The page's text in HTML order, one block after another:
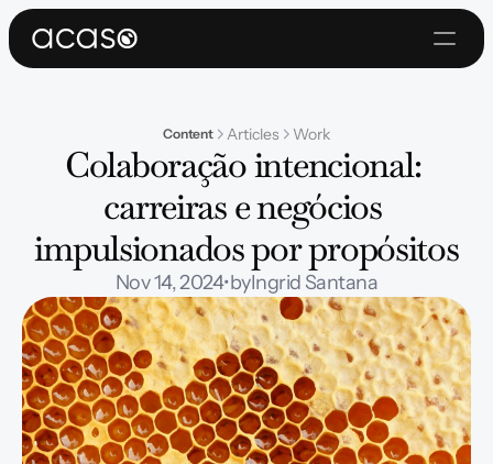
Content Articles Work
Colaboração intencional:
carreiras e negócios
impulsionados por propósitos
Nov 14, 2024•byIngrid Santana